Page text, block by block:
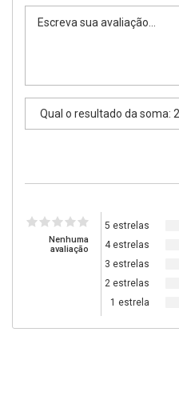
Nenhuma
avaliação
5 estrelas
4 estrelas
3 estrelas
2 estrelas
1 estrela